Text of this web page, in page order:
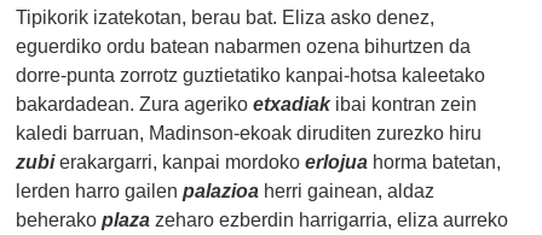
Tipikorik izatekotan, berau bat. Eliza asko denez,
eguerdiko ordu batean nabarmen ozena bihurtzen da
dorre-punta zorrotz guztietatiko kanpai-hotsa kaleetako
bakardadean. Zura agerikoetxadiakibai kontran zein
kaledi barruan, Madinson-ekoak diruditen zurezko hiru
zubierakargarri, kanpai mordokoerlojua horma batetan,
lerden harro gailenpalazioa herri gainean, aldaz
beherakoplaza zeharo ezberdin harrigarria, eliza aurreko